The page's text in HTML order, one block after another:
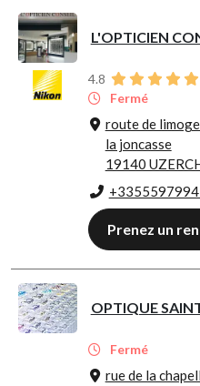
L'OPTICIEN
4.8
Fermé
route de
la joncasse
19140
Prenez un
OPTIQUE
Fermé
rue de la